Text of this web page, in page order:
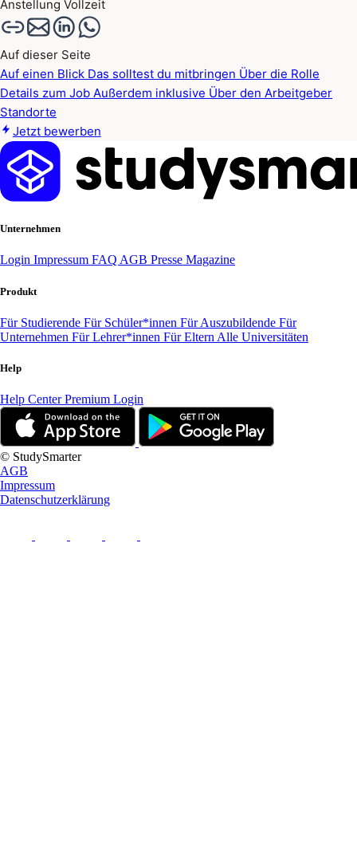
Anstellung Vollzeit
Auf dieser Seite
Auf einen Blick Das solltest du mitbringen Über die Rolle
Details zum Job Außerdem inklusive Über den Arbeitgeber
Standorte
Jetzt bewerben
Unternehmen
Login Impressum FAQ AGB Presse Magazine
Produkt
Für Studierende Für Schüler*innen Für Auszubildende Für
Unternehmen Für Lehrer*innen Für Eltern Alle Universitäten
Help
Help CenterPremium Login
© StudySmarter
AGB
Impressum
Datenschutzerklärung